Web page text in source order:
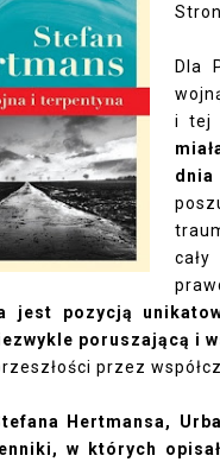
Dla
i tej
jest pozycją
poruszającą i
przez
Hertmansa,
w których